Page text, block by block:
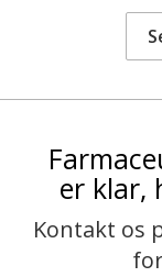
er klar,
Kontakt os